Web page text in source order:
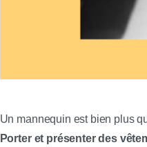
Un mannequin est bien plus
Porter et présenter des